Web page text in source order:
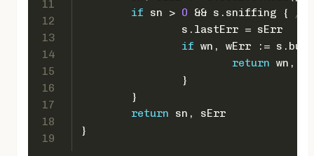
11
12
13
14
15
16
17
18
19
if sn > 0 && s.sniffing {
//
		s.lastErr = sErr
if wn, wErr :=
return wn,
		}
	}
return sn, sErr
}